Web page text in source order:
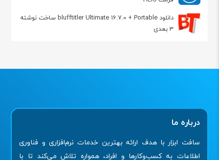
دانلود blufftitler Ultimate 16.7.0 + Portable ساخت نوشته
3 بعدی
درباره ما
سافت ابزار با هدف ارائه بهترین خدمات نرم‌افزاری و فناوری
اطلاعات به کسب‌وکارها و افراد، همواره تلاش می‌کند تا با